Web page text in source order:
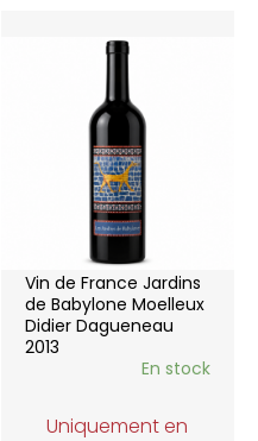
Vin de France Jardins
de Babylone Moelleux
Didier Dagueneau
2013
En stock
Uniquement en